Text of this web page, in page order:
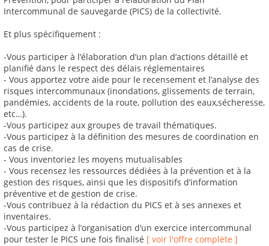
Intercommunal de sauvegarde (PICS) de la collectivité.
Et plus spécifiquement :
-Vous participer à l’élaboration d’un plan d’actions détaillé et
planifié dans le respect des délais réglementaires
- Vous apportez votre aide pour le recensement et l’analyse des
risques intercommunaux (inondations, glissements de terrain,
pandémies, accidents de la route, pollution des eaux,sécheresse,
etc…).
-Vous participez aux groupes de travail thématiques.
-Vous participez à la définition des mesures de coordination en
cas de crise.
- Vous inventoriez les moyens mutualisables
- Vous recensez les ressources dédiées à la prévention et à la
gestion des risques, ainsi que les dispositifs d’information
préventive et de gestion de crise.
-Vous contribuez à la rédaction du PICS et à ses annexes et
inventaires.
-Vous participez à l’organisation d’un exercice intercommunal
pour tester le PICS une fois finalisé [ voir l'offre complète ]